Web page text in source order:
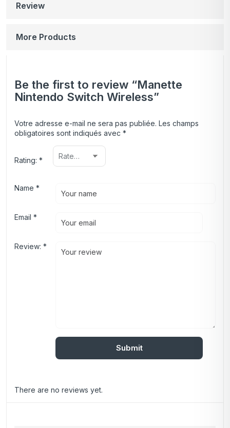
Review
More Products
Be the first to review “Manette
Nintendo Switch Wireless”
Votre adresse e-mail ne sera pas publiée. Les champs
obligatoires sont indiqués avec *
Rating: *
Review: *
Name *
Email *
There are no reviews yet.